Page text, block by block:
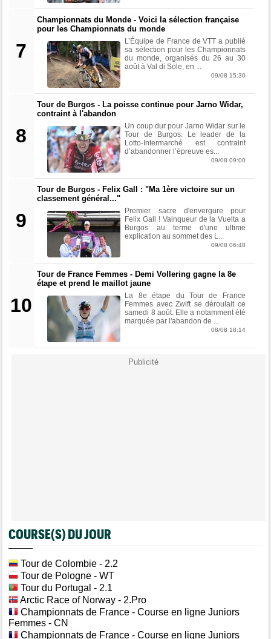
7
Championnats du Monde - Voici la sélection française
pour les Championnats du monde
L’Équipe de France de VTT a publié
sa sélection pour les Championnats
du monde, organisés du 26 au 30
août à Val di Sole, en ...
09/08 15:30
8
Tour de Burgos - La poisse continue pour Jarno Widar,
contraint à l'abandon
Un coup dur pour Jarno Widar sur le
Tour de Burgos. Le leader de la
Lotto-Intermarché est contraint
d’abandonner l’épreuve es...
09/08 09:00
9
Tour de Burgos - Felix Gall : "Ma 1ère victoire sur un
classement général..."
Premier sacre d'envergure pour
Felix Gall ! Vainqueur de la Vuelta a
Burgos au terme d'une ultime
explication au sommet des L...
09/08 06:48
10
Tour de France Femmes - Demi Vollering gagne la 8e
étape et prend le maillot jaune
La 8e étape du Tour de France
Femmes avec Zwift se déroulait ce
samedi 8 août. Elle a notamment été
marquée par l'abandon de ...
08/08 18:14
Publicité
COURSE(S) DU JOUR
Tour de Colombie - 2.2
Tour de Pologne - WT
Tour du Portugal - 2.1
Arctic Race of Norway- 2.Pro
Championnats de France - Course en ligne Juniors
Femmes - CN
Championnats de France - Course en ligne Juniors